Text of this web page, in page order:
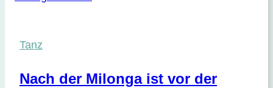
Tanz
Nach der Milonga ist vor der